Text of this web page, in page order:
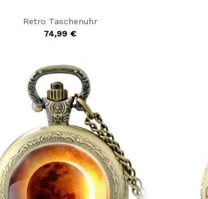
Retro Taschenuhr
74,99 €